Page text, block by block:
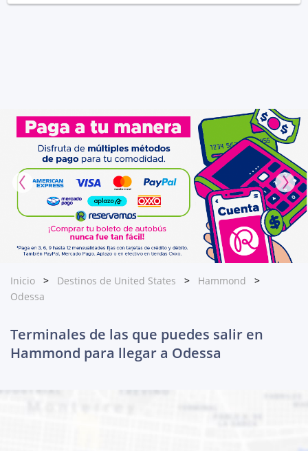
Inicio Destinos de United States
Hammond
Odessa
Terminales de las que puedes salir en
Hammond para llegar a Odessa